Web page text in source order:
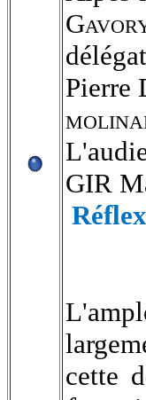
Pierre
GIR
cette